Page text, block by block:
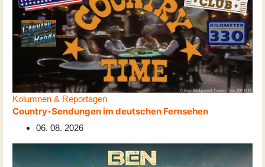
Kolumnen & Reportagen
Country-Sendungen im deutschen Fernsehen
06. 08. 2026